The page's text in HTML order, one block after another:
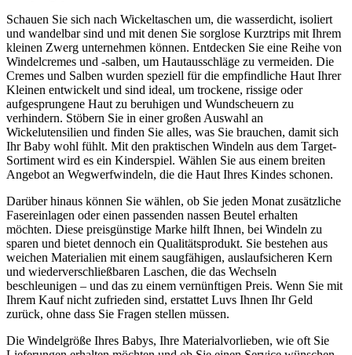
Schauen Sie sich nach Wickeltaschen um, die wasserdicht, isoliert
und wandelbar sind und mit denen Sie sorglose Kurztrips mit Ihrem
kleinen Zwerg unternehmen können. Entdecken Sie eine Reihe von
Windelcremes und -salben, um Hautausschläge zu vermeiden. Die
Cremes und Salben wurden speziell für die empfindliche Haut Ihrer
Kleinen entwickelt und sind ideal, um trockene, rissige oder
aufgesprungene Haut zu beruhigen und Wundscheuern zu
verhindern. Stöbern Sie in einer großen Auswahl an
Wickelutensilien und finden Sie alles, was Sie brauchen, damit sich
Ihr Baby wohl fühlt. Mit den praktischen Windeln aus dem Target-
Sortiment wird es ein Kinderspiel. Wählen Sie aus einem breiten
Angebot an Wegwerfwindeln, die die Haut Ihres Kindes schonen.
Darüber hinaus können Sie wählen, ob Sie jeden Monat zusätzliche
Fasereinlagen oder einen passenden nassen Beutel erhalten
möchten. Diese preisgünstige Marke hilft Ihnen, bei Windeln zu
sparen und bietet dennoch ein Qualitätsprodukt. Sie bestehen aus
weichen Materialien mit einem saugfähigen, auslaufsicheren Kern
und wiederverschließbaren Laschen, die das Wechseln
beschleunigen – und das zu einem vernünftigen Preis. Wenn Sie mit
Ihrem Kauf nicht zufrieden sind, erstattet Luvs Ihnen Ihr Geld
zurück, ohne dass Sie Fragen stellen müssen.
Die Windelgröße Ihres Babys, Ihre Materialvorlieben, wie oft Sie